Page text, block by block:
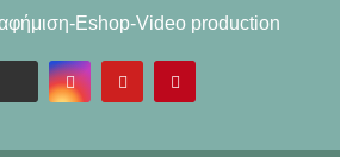
Eshop-Video production